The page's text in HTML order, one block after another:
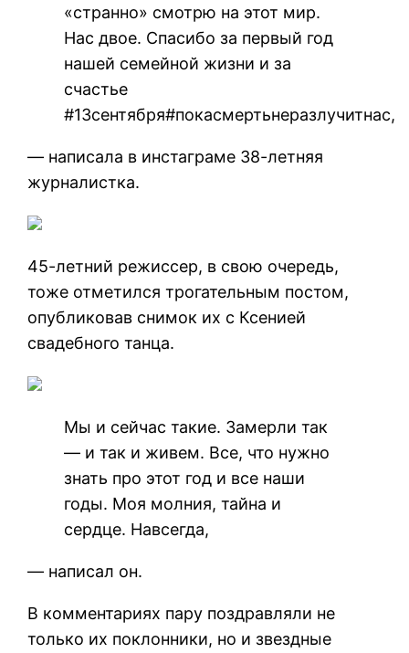
«странно» смотрю на этот мир.
Нас двое. Спасибо за первый год
нашей семейной жизни и за
счастье
#13сентября#покасмертьнеразлучитнас,
— написала в инстаграме 38-летняя
журналистка.
45-летний режиссер, в свою очередь,
тоже отметился трогательным постом,
опубликовав снимок их с Ксенией
свадебного танца.
Мы и сейчас такие. Замерли так
— и так и живем. Все, что нужно
знать про этот год и все наши
годы. Моя молния, тайна и
сердце. Навсегда,
— написал он.
В комментариях пару поздравляли не
только их поклонники, но и звездные